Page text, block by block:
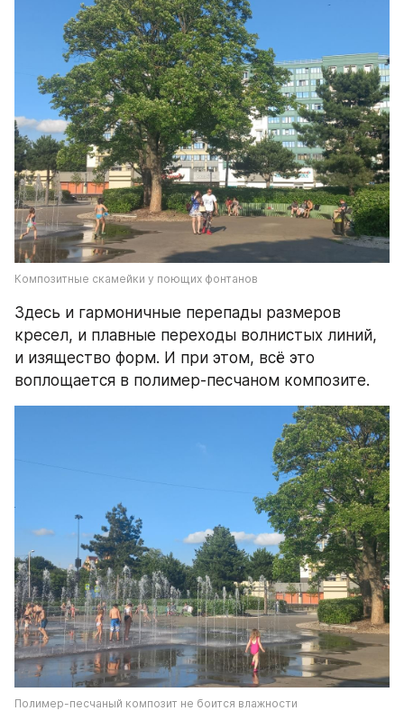
Композитные скамейки у поющих фонтанов
Здесь и гармоничные перепады размеров
кресел, и плавные переходы волнистых линий,
и изящество форм. И при этом, всё это
воплощается в полимер-песчаном композите.
Полимер-песчаный композит не боится влажности